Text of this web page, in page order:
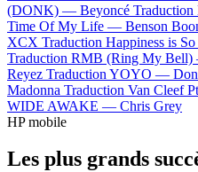
(DONK) — Beyoncé
Time Of My Life — Benson
XCX Traduction Happiness is
Traduction RMB (Ring My
Reyez Traduction YOYO —
Madonna Traduction Van Cleef
WIDE AWAKE — Chris Grey
HP mobile
Les plus grands